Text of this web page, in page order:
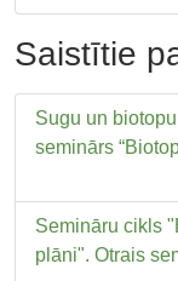
Saistītie
Sugu un
seminārs
Semināru cikls
plāni". Otrais